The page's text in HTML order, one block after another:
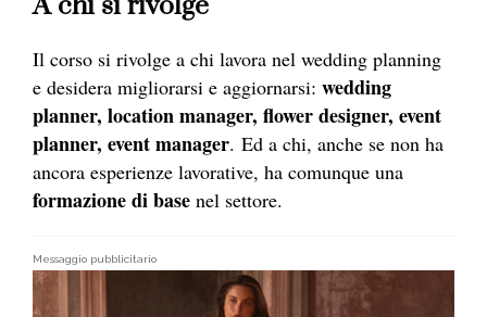
Il corso si rivolge a chi lavora nel wedding planning
e desidera migliorarsi e aggiornarsi: wedding
planner, location manager, flower designer, event
planner, event manager. Ed a chi, anche se non ha
ancora esperienze lavorative, ha comunque una
formazione di base nel settore.
Messaggio pubblicitario